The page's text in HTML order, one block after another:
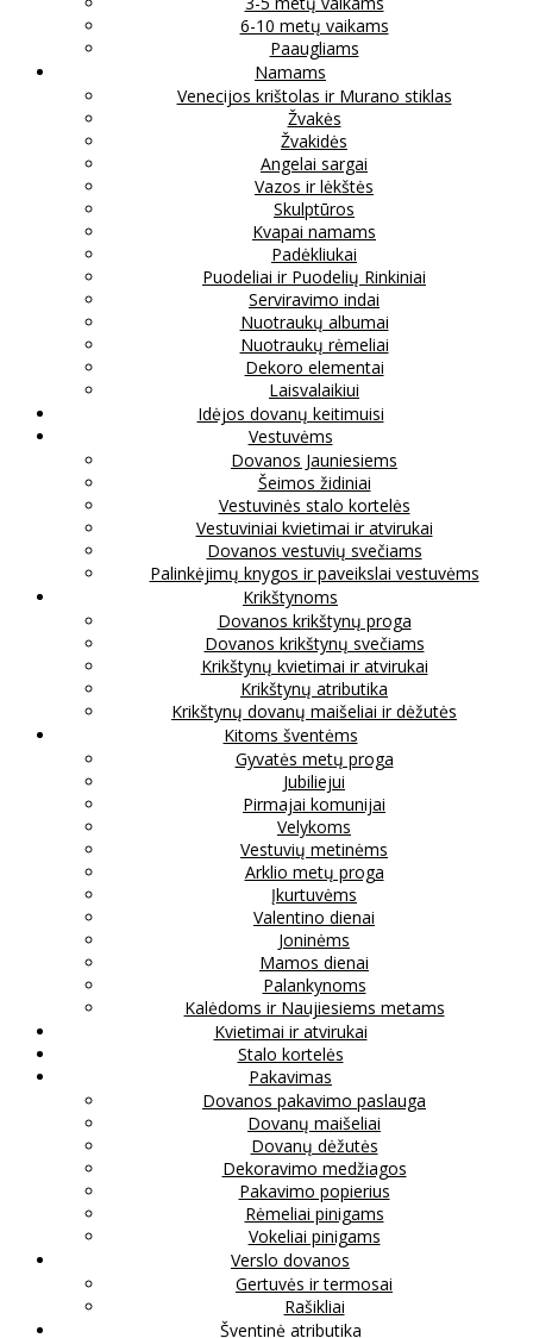
6-10 metų vaikams
Paaugliams
Namams
Venecijos krištolas ir Murano stiklas
Žvakės
Žvakidės
Angelai sargai
Vazos ir lėkštės
Skulptūros
Kvapai namams
Padėkliukai
Puodeliai ir Puodelių Rinkiniai
Serviravimo indai
Nuotraukų albumai
Nuotraukų rėmeliai
Dekoro elementai
Laisvalaikiui
Idėjos dovanų keitimuisi
Vestuvėms
Dovanos Jauniesiems
Šeimos židiniai
Vestuvinės stalo kortelės
Vestuviniai kvietimai ir atvirukai
Dovanos vestuvių svečiams
Palinkėjimų knygos ir paveikslai vestuvėms
Krikštynoms
Dovanos krikštynų proga
Dovanos krikštynų svečiams
Krikštynų kvietimai ir atvirukai
Krikštynų atributika
Krikštynų dovanų maišeliai ir dėžutės
Kitoms šventėms
Gyvatės metų proga
Jubiliejui
Pirmajai komunijai
Velykoms
Vestuvių metinėms
Arklio metų proga
Įkurtuvėms
Valentino dienai
Joninėms
Mamos dienai
Palankynoms
Kalėdoms ir Naujiesiems metams
Kvietimai ir atvirukai
Stalo kortelės
Pakavimas
Dovanos pakavimo paslauga
Dovanų maišeliai
Dovanų dėžutės
Dekoravimo medžiagos
Pakavimo popierius
Rėmeliai pinigams
Vokeliai pinigams
Verslo dovanos
Gertuvės ir termosai
Rašikliai
Šventinė atributika